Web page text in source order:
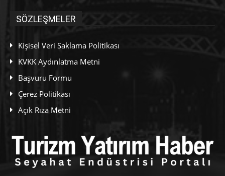
SÖZLEŞMELER
Kişisel Veri Saklama Politikası
KVKK Aydınlatma Metni
Başvuru Formu
Çerez Politikası
Açık Rıza Metni